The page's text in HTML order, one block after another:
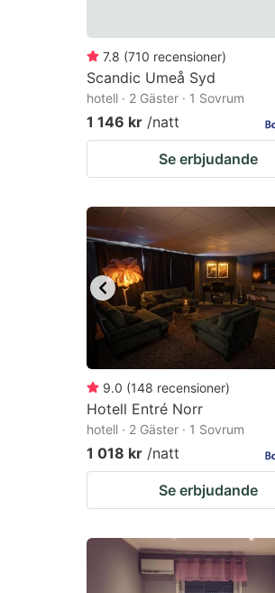
7.8 (710 recensioner)
Scandic Umeå Syd
hotell · 2 Gäster · 1 Sovrum
1 146 kr /natt
Se erbjudande
9.0 (148 recensioner)
Hotell Entré Norr
hotell · 2 Gäster · 1 Sovrum
1 018 kr /natt
Se erbjudande